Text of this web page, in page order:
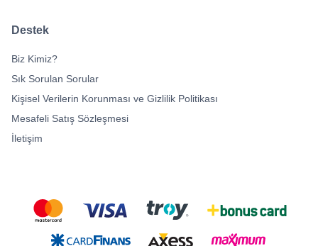
Destek
Biz Kimiz?
Sık Sorulan Sorular
Kişisel Verilerin Korunması ve Gizlilik Politikası
Mesafeli Satış Sözleşmesi
İletişim